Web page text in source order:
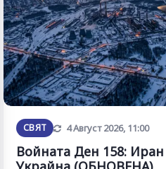
СВЯТ Обновена
4 Август 2026, 11:00
Войната Ден 158: